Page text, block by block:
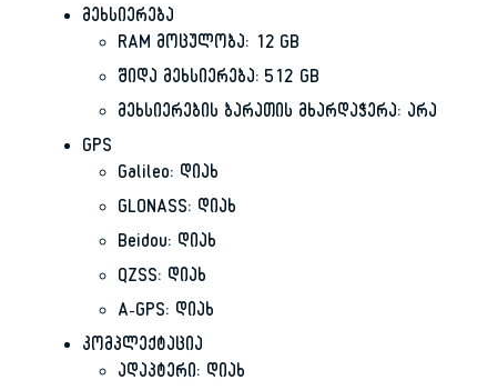
მეხსიერება
RAM მოცულობა: 12 GB
შიდა მეხსიერება: 512 GB
მეხსიერების ბარათის მხარდაჭერა: არა
GPS
Galileo: დიახ
GLONASS: დიახ
Beidou: დიახ
QZSS: დიახ
A-GPS: დიახ
კომპლექტაცია
ადაპტერი: დიახ